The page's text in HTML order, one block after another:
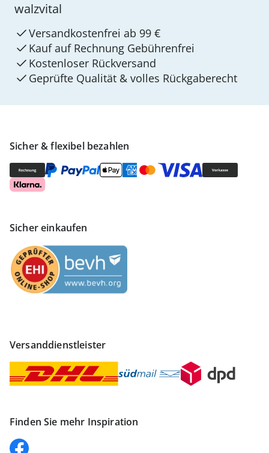
Sicher & flexibel bezahlen
Sicher einkaufen
Versanddienstleister
Finden Sie mehr Inspiration
walzvital
Versandkostenfrei ab 99 €
Kauf auf Rechnung Gebührenfrei
Kostenloser Rückversand
Geprüfte Qualität & volles Rückgaberecht